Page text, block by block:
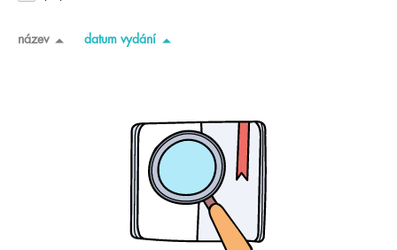
název datum vydání